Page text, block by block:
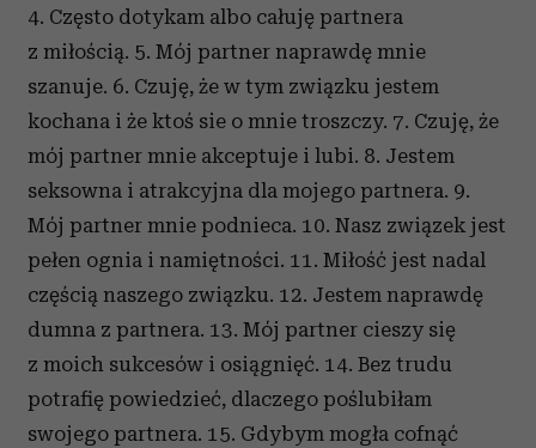
4. Często dotykam albo całuję partnera
z miłością. 5. Mój partner naprawdę mnie
szanuje. 6. Czuję, że w tym związku jestem
kochana i że ktoś sie o mnie troszczy. 7. Czuję, że
mój partner mnie akceptuje i lubi. 8. Jestem
seksowna i atrakcyjna dla mojego partnera. 9.
Mój partner mnie podnieca. 10. Nasz związek jest
pełen ognia i namiętności. 11. Miłość jest nadal
częścią naszego związku. 12. Jestem naprawdę
dumna z partnera. 13. Mój partner cieszy się
z moich sukcesów i osiągnięć. 14. Bez trudu
potrafię powiedzieć, dlaczego poślubiłam
swojego partnera. 15. Gdybym mogła cofnąć